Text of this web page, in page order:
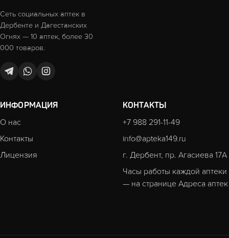
Сеть социальных аптек в
Дербенте и Дагестанских
Огнях — 10 аптек, более 30
000 товаров.
ИНФОРМАЦИЯ
О нас
Контакты
Лицензия
КОНТАКТЫ
+7 988 291-11-49
info@apteka149.ru
г. Дербент, пр. Агасиева 17А
Часы работы каждой аптеки
— на странице Адреса аптек